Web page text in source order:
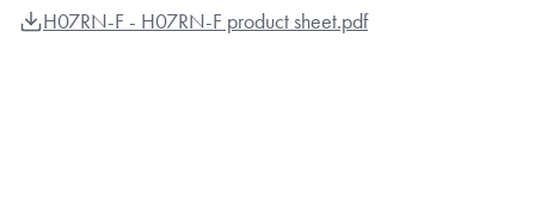
H07RN-F - H07RN-F product sheet.pdf